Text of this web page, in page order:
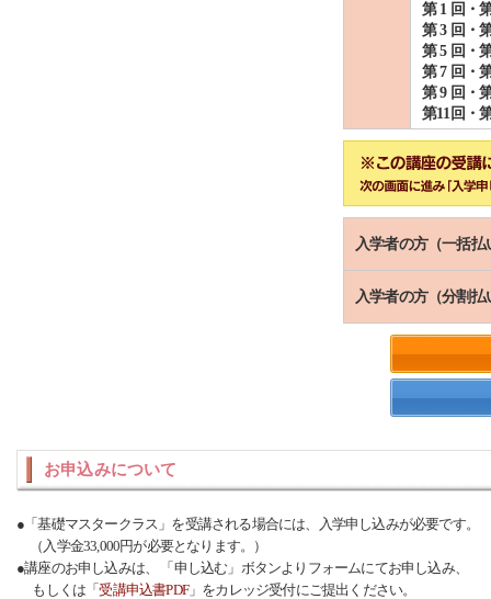
第 1 回・
第 3 回・
第 5 回・
第 7 回・
第 9 回・
第11回・
入学者の方（一括払
入学者の方（分割払
お申込みについて
●「基礎マスタークラス」を受講される場合には、入学申し込みが必要です。
（入学金33,000円が必要となります。）
●講座のお申し込みは、 「申し込む」ボタンよりフォームにてお申し込み、
もしくは「受講申込書PDF」をカレッジ受付にご提出ください。